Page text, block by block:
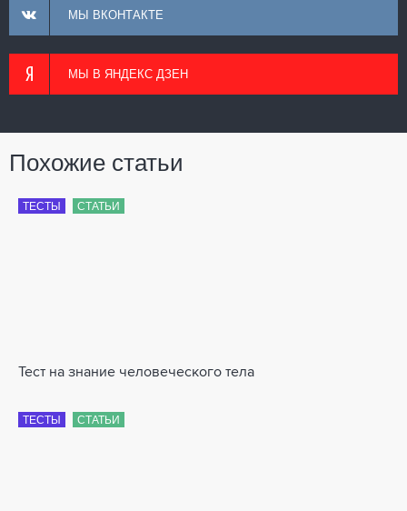
МЫ ВКОНТАКТЕ
МЫ В ЯНДЕКС ДЗЕН
Похожие статьи
ТЕСТЫ СТАТЬИ
Тест на знание человеческого тела
ТЕСТЫ СТАТЬИ